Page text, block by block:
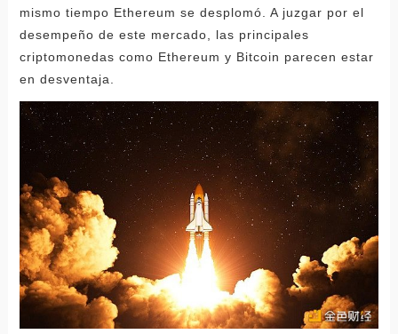
mismo tiempo Ethereum se desplomó. A juzgar por el
desempeño de este mercado, las principales
criptomonedas como Ethereum y Bitcoin parecen estar
en desventaja.